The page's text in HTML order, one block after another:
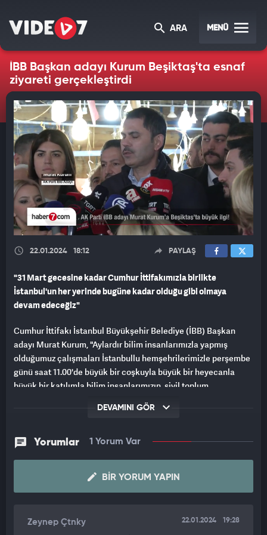
ARA MENÜ
İBB Başkan adayı Kurum Beşiktaş'ta esnaf
ziyareti gerçekleştirdi
22.01.2024 18:12 PAYLAŞ
"31 Mart gecesine kadar Cumhur İttifakımızla birlikte
İstanbul'un her yerinde bugüne kadar olduğu gibi olmaya
devam edeceğiz"
Cumhur İttifakı İstanbul Büyükşehir Belediye (İBB) Başkan
adayı Murat Kurum, "Aylardır bilim insanlarımızla yapmış
olduğumuz çalışmaları İstanbullu hemşehrilerimizle perşembe
günü saat 11.00'de büyük bir coşkuyla büyük bir heyecanla
büyük bir katılımla bilim insanlarımızın, sivil toplum
İstanbullularla paylaşıyor olacağız." dedi.
Beşiktaş'ta esnaf ziyareti gerçekleştiren Kurum, burada basın
mensuplarına çiçek takdim etti, İstanbul'un her yerinin çiçek
Bir basın mensubunun, "Sökülen dikey bahçeler geri konulacak
değişikliği diye. Bu mücadeleyi yapabilmeniz için yeşil alanları
DEVAMINI GÖR
Yorumlar 1 Yorum Var
BIR YORUM YAPIN
Zeynep Çtnky 22.01.2024 19:28